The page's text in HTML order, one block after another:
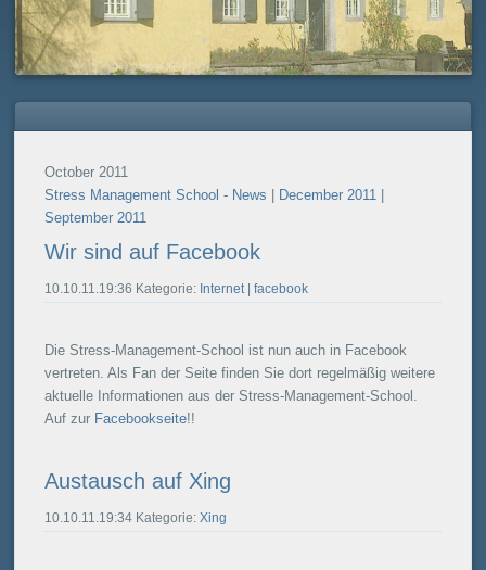
October 2011
Stress Management School - News
December 2011
September 2011
Wir sind auf Facebook
10.10.11.19:36 Kategorie: Internet |facebook
Die Stress-Management-School ist nun auch in Facebook
vertreten. Als Fan der Seite finden Sie dort regelmäßig weitere
aktuelle Informationen aus der Stress-Management-School.
Auf zur Facebookseite!!
Austausch auf Xing
10.10.11.19:34 Kategorie:Xing